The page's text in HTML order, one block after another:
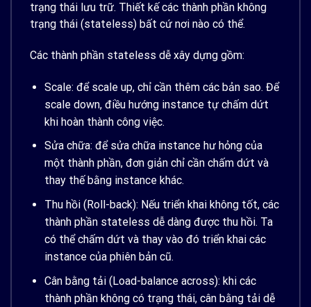
trạng thái lưu trữ. Thiết kế các thành phần không
trạng thái (stateless) bất cứ nơi nào có thể.
Các thành phần stateless dễ xây dựng gồm:
Scale: để scale up, chỉ cần thêm các bản sao. Để
scale down, điều hướng instance tự chấm dứt
khi hoàn thành công việc.
Sửa chữa: để sửa chữa instance hư hỏng của
một thành phần, đơn giản chỉ cần chấm dứt và
thay thế bằng instance khác.
Thu hồi (Roll-back): Nếu triển khai không tốt, các
thành phần stateless dễ dàng được thu hồi. Ta
có thể chấm dứt và thay vào đó triển khai các
instance của phiên bản cũ.
Cân bằng tải (Load-balance across): khi các
thành phần không có trạng thái, cân bằng tải dễ